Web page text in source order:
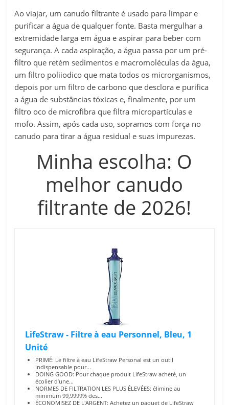
Ao viajar, um canudo filtrante é usado para limpar e
purificar a água de qualquer fonte. Basta mergulhar a
extremidade larga em água e aspirar para beber com
segurança. A cada aspiração, a água passa por um pré-
filtro que retém sedimentos e macromoléculas da água,
um filtro poliiodico que mata todos os microrganismos,
depois por um filtro de carbono que desclora e purifica
a água de substâncias tóxicas e, finalmente, por um
filtro oco de microfibra que filtra micropartículas e
mofo. Assim, após cada uso, sopramos com força no
canudo para tirar a água residual e suas impurezas.
Minha escolha: O
melhor canudo
filtrante de 2026!
LifeStraw - Filtre à eau Personnel, Bleu, 1
Unité
PRIMÉ: Le filtre à eau LifeStraw Personal est un outil
indispensable pour...
DOING GOOD: Pour chaque produit LifeStraw acheté, un
écolier d’une...
NORMES DE FILTRATION LES PLUS ÉLEVÉES: élimine au
minimum 99,9999% des...
ÉCONOMISEZ DE L'ARGENT: Achetez un paquet de LifeStraw